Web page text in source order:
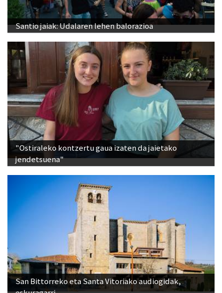
Santio jaiak: Udalaren lehen balorazioa
"Ostiraleko kontzertu gaua izaten da jaietako
jendetsuena"
San Bittorreko eta Santa Vitoriako audiogidak,
eskuragarri